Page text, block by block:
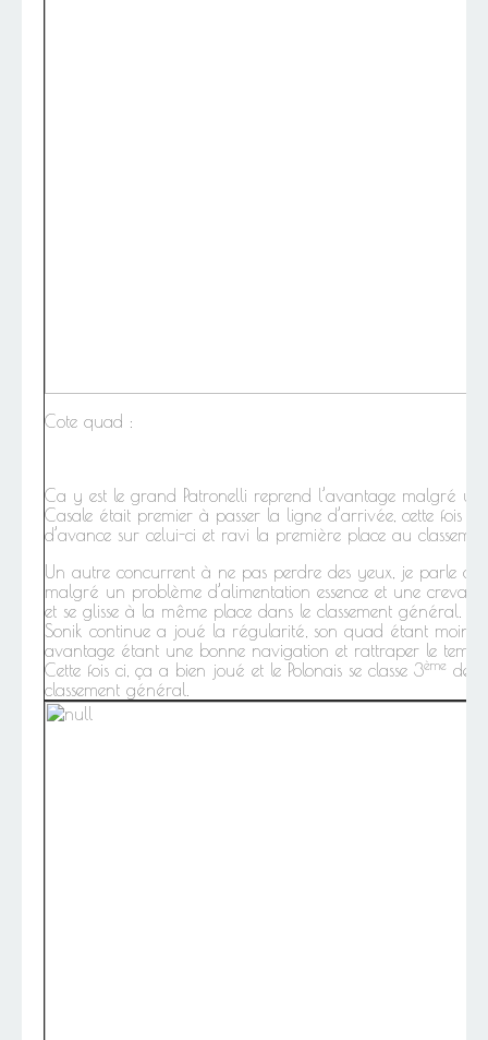
Cote quad :
Ca y est le grand Patronelli reprend l’avantage malgré
Casale était premier à passer la ligne d’arrivée, cette fois
d’avance sur celui-ci et ravi la première place au
Un autre concurrent à ne pas perdre des yeux, je parle de
malgré un problème d’alimentation essence et une
et se glisse à la même place dans le classement général.
Sonik continue a joué la régularité, son quad étant moins
avantage étant une bonne navigation et rattraper le
Cette fois ci, ça a bien joué et le Polonais se classe 3ème de
classement général.